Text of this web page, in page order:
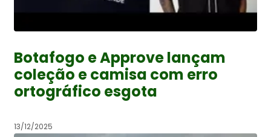
Botafogo e Approve lançam
coleção e camisa com erro
ortográfico esgota
13/12/2025